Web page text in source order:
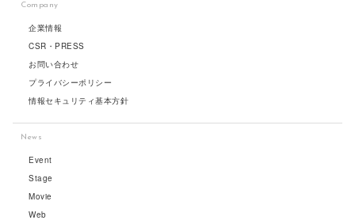
Company
企業情報
CSR・PRESS
お問い合わせ
プライバシーポリシー
情報セキュリティ基本方針
News
Event
Stage
Movie
Web